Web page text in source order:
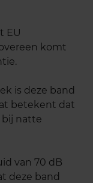
EU
komt
is deze band
betekent dat
bij natte
van 70 dB
deze band